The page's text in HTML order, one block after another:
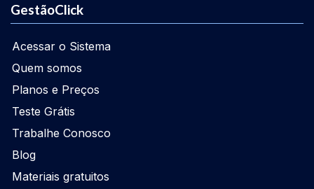
GestãoClick
Acessar o Sistema
Quem somos
Planos e Preços
Teste Grátis
Trabalhe Conosco
Blog
Materiais gratuitos